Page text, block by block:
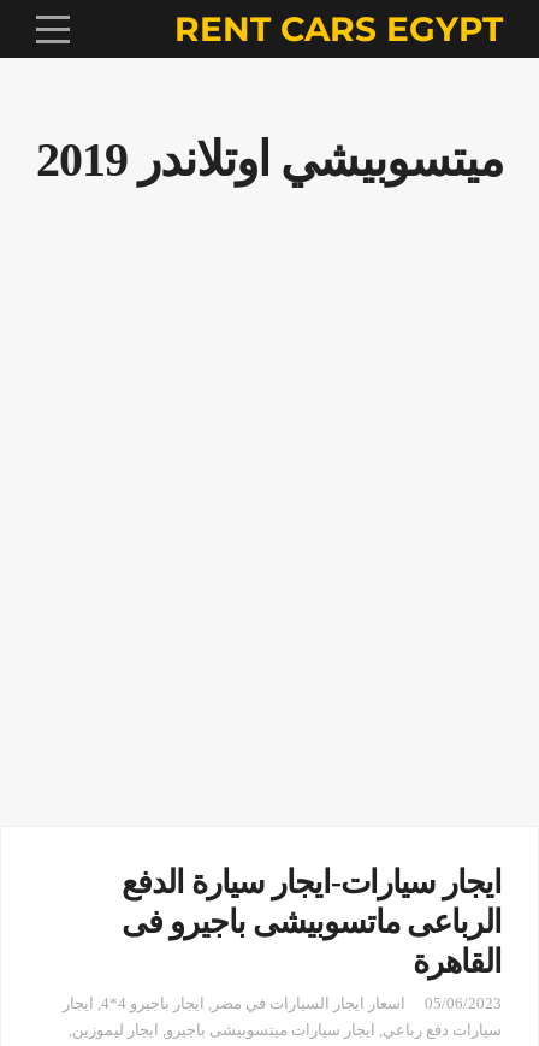
RENT CARS EGYPT
ميتسوبيشي اوتلاندر 2019
ايجار سيارات-ايجار سيارة الدفع
الرباعى ماتسوبيشى باجيرو فى
القاهرة
05/06/2023 اسعار ايجار السيارات في مصر , ايجار باجيرو 4*4 , ايجار
سيارات دفع رباعي, ايجار سيارات ميتسوبيشى باجيرو, ايجار ليموزين,